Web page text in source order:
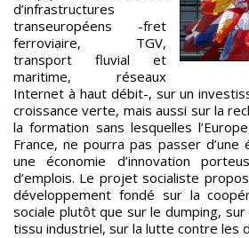
d’infrastructures
transeuropéens -fret
ferroviaire, TGV,
transport fluvial et
maritime, réseaux
Internet à haut débit-, sur un
croissance verte, mais aussi sur la
la formation sans lesquelles
France, ne pourra pas passer d’une
une économie d’innovation
d’emplois. Le projet socialiste
développement fondé sur la
sociale plutôt que sur le dumping,
tissu industriel, sur la lutte contre les